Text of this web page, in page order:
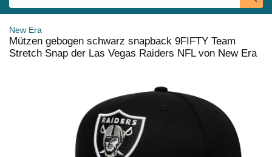
New Era
Mützen gebogen schwarz snapback 9FIFTY Team
Stretch Snap der Las Vegas Raiders NFL von New Era